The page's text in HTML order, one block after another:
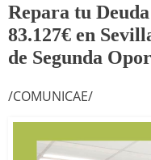
Repara tu
83.127€ en
de Segunda
/COMUNICAE/